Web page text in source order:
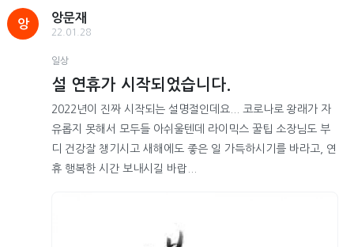
앙
앙문재
22.01.28
일상
설 연휴가 시작되었습니다.
2022년이 진짜 시작되는 설명절인데요... 코로나로 왕래가 자
유롭지 못해서 모두들 아쉬울텐데 라이믹스 꿀팁 소장님도 부
디 건강잘 챙기시고 새해에도 좋은 일 가득하시기를 바라고, 연
휴 행복한 시간 보내시길 바랍...